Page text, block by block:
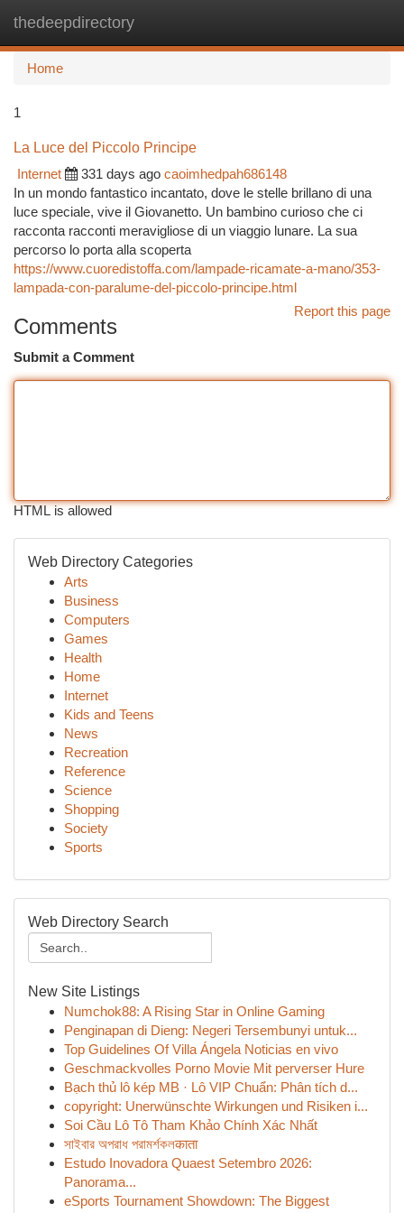
thedeepdirectory
Home
1
La Luce del Piccolo Principe
Internet
331 days ago caoimhedpah686148
In un mondo fantastico incantato, dove le stelle brillano di una
luce speciale, vive il Giovanetto. Un bambino curioso che ci
racconta racconti meravigliose di un viaggio lunare. La sua
percorso lo porta alla scoperta
https://www.cuoredistoffa.com/lampade-ricamate-a-mano/353-
lampada-con-paralume-del-piccolo-principe.html
Report this page
Comments
Submit a Comment
HTML is allowed
Web Directory Categories
Arts
Business
Computers
Games
Health
Home
Internet
Kids and Teens
News
Recreation
Reference
Science
Shopping
Society
Sports
Web Directory Search
New Site Listings
Numchok88: A Rising Star in Online Gaming
Penginapan di Dieng: Negeri Tersembunyi untuk...
Top Guidelines Of Villa Ángela Noticias en vivo
Geschmackvolles Porno Movie Mit perverser Hure
Bạch thủ lô kép MB · Lô VIP Chuẩn: Phân tích d...
copyright: Unerwünschte Wirkungen und Risiken i...
Soi Cầu Lô Tô Tham Khảo Chính Xác Nhất
সাইবার অপরাধ পরামর্শকলकाता
Estudo Inovadora Quaest Setembro 2026:
Panorama...
eSports Tournament Showdown: The Biggest